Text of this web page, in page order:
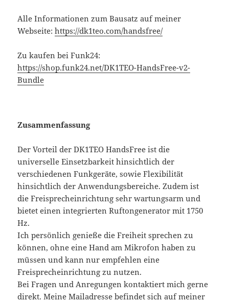
Alle Informationen zum Bausatz auf meiner
Webseite:https://dk1teo.com/handsfree/
Zu kaufen bei Funk24:
https://shop.funk24.net/DK1TEO-HandsFree-v2-
Bundle
Zusammenfassung
Der Vorteil der DK1TEO HandsFree ist die
universelle Einsetzbarkeit hinsichtlich der
verschiedenen Funkgeräte, sowie Flexibilität
hinsichtlich der Anwendungsbereiche. Zudem ist
die Freisprecheinrichtung sehr wartungsarm und
bietet einen integrierten Ruftongenerator mit 1750
Hz.
Ich persönlich genieße die Freiheit sprechen zu
können, ohne eine Hand am Mikrofon haben zu
müssen und kann nur empfehlen eine
Freisprecheinrichtung zu nutzen.
Bei Fragen und Anregungen kontaktiert mich gerne
direkt. Meine Mailadresse befindet sich auf meiner